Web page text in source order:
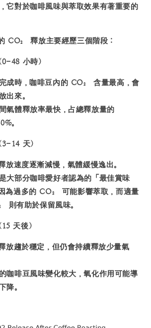
它對於咖啡風味與萃取效果有著重要的
CO₂ 釋放主要經歷三個階段：
48 小時）
成時，咖啡豆內的 CO₂ 含量最高，會
出來。
氣體釋放率最快，占總釋放量的
。
14 天）
速度逐漸減慢，氣體緩慢逸出。
大部分咖啡愛好者認為的「最佳賞味
為過多的 CO₂ 可能影響萃取，而適量
則有助於保留風味。
天後）
放趨於穩定，但仍會持續釋放少量氣
咖啡豆風味變化較大，氧化作用可能導
降。